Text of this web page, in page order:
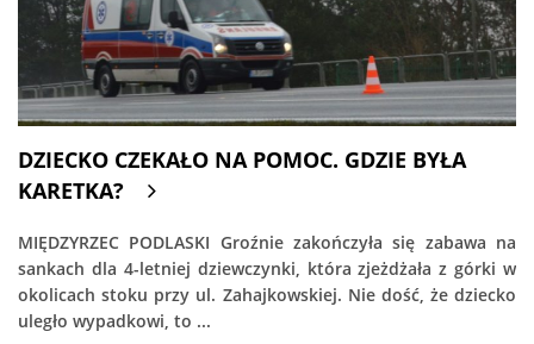
DZIECKO CZEKAŁO NA POMOC. GDZIE BYŁA
KARETKA?
MIĘDZYRZEC PODLASKI Groźnie zakończyła się zabawa na
sankach dla 4-letniej dziewczynki, która zjeżdżała z górki w
okolicach stoku przy ul. Zahajkowskiej. Nie dość, że dziecko
uległo wypadkowi, to ...